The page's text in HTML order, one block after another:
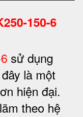
150-6
sử dụng
là một
hiện đại.
theo hệ